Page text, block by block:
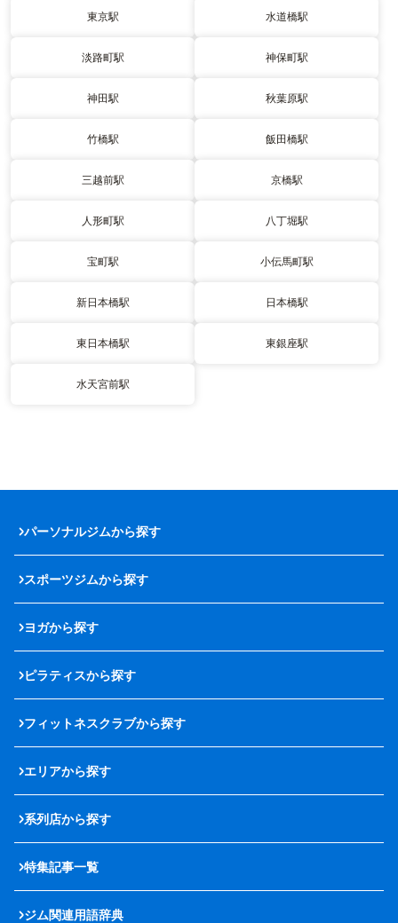
東京駅 水道橋駅
淡路町駅 神保町駅
神田駅 秋葉原駅
竹橋駅 飯田橋駅
三越前駅 京橋駅
人形町駅 八丁堀駅
宝町駅 小伝馬町駅
新日本橋駅 日本橋駅
東日本橋駅 東銀座駅
水天宮前駅
パーソナルジムから探す
スポーツジムから探す
ヨガから探す
ピラティスから探す
フィットネスクラブから探す
エリアから探す
系列店から探す
特集記事一覧
ジム関連用語辞典